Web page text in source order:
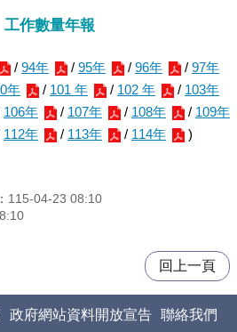
工作數量年報
/ 94年 / 95年 / 96年 / 97年
年 / 101 年 / 102 年 / 103年
106年 / 107年 / 108年 / 109年
112年 / 113年 / 114年 )
115-04-23 08:10
回上一頁
政府網站資料開放宣告 聯絡我們